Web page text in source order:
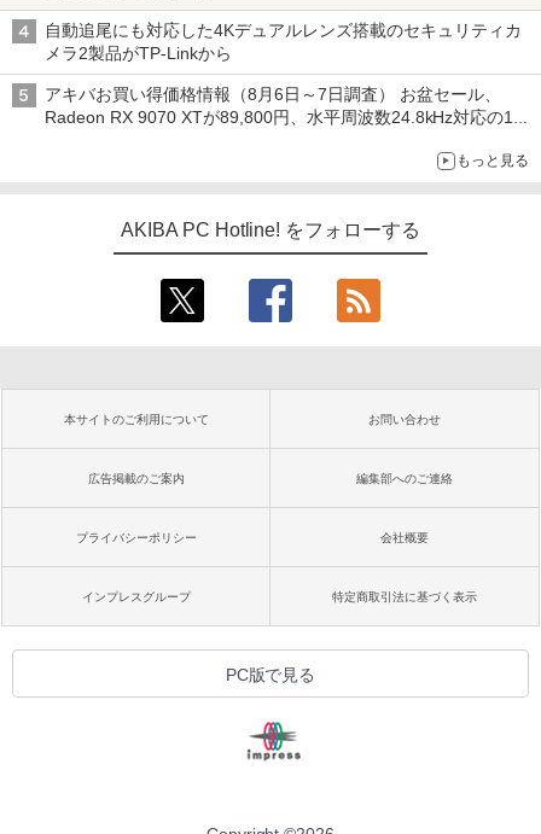
自動追尾にも対応した4Kデュアルレンズ搭載のセキュリティカ
メラ2製品がTP-Linkから
アキバお買い得価格情報（8月6日～7日調査） お盆セール、
Radeon RX 9070 XTが89,800円、水平周波数24.8kHz対応の17
もっと見る
AKIBA PC Hotline! をフォローする
本サイトのご利用について お問い合わせ
広告掲載のご案内 編集部へのご連絡
プライバシーポリシー 会社概要
インプレスグループ 特定商取引法に基づく表示
PC版で見る